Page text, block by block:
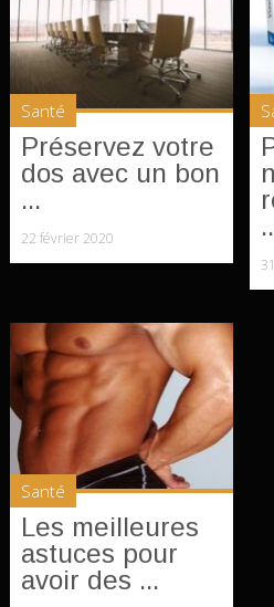
Santé
Préservez votre
dos avec un bon
...
22 février 2020
Santé
Les meilleures
astuces pour
avoir des ...